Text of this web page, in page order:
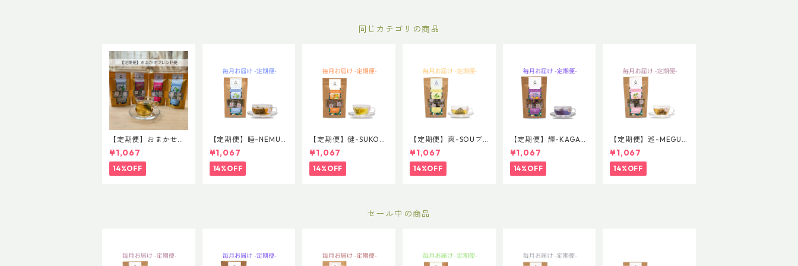
同じカテゴリの商品
【定期便】おまかせブ
レンド便
¥1,067
14%OFF
【定期便】睡-NEMURI
ブレンド 普通サイズ
¥1,067
14%OFF
【定期便】健-SUKOY
AKAブレンド 普通サ
イズ
¥1,067
14%OFF
【定期便】爽-SOUブ
レンド 普通サイズ
¥1,067
14%OFF
【定期便】輝-KAGAY
AKIブレンド 普通サ
イズ
¥1,067
14%OFF
【定期便】巡-MEGUR
Iブレンド 普通サイズ
¥1,067
14%OFF
セール中の商品